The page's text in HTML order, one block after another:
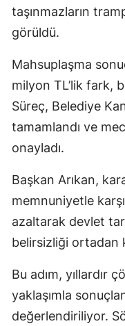
taşınmazların
görüldü.
Mahsuplaşma
milyon TL’lik fark,
Süreç, Belediye
tamamlandı ve
onayladı.
Başkan Arıkan,
memnuniyetle
azaltarak devlet
belirsizliği ortadan
Bu adım, yıllardır
yaklaşımla
değerlendiriliyor.